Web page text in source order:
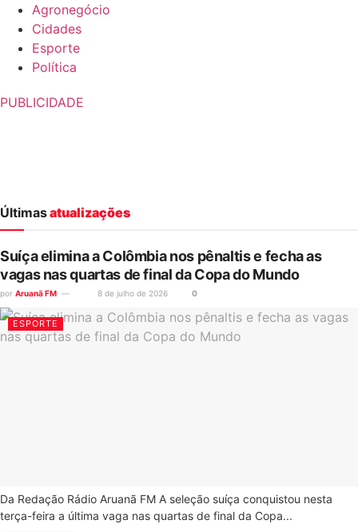
Agronegócio
Cidades
Esporte
Política
PUBLICIDADE
Últimasatualizações
Suíça elimina a Colômbia nos pênaltis e fecha as
vagas nas quartas de final da Copa do Mundo
por Aruanã FM 8 de julho de 2026 0
ESPORTE
Da Redação Rádio Aruanã FM A seleção suíça conquistou nesta
terça-feira a última vaga nas quartas de final da Copa...